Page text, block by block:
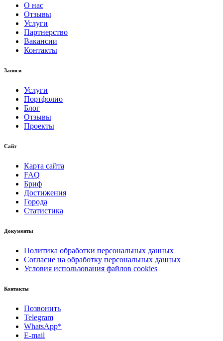
О нас
Отзывы
Услуги
Партнерство
Вакансии
Контакты
Записи
Услуги
Портфолио
Блог
Отзывы
Проекты
Сайт
Карта сайта
FAQ
Бриф
Достижения
Города
Статистика
Документы
Политика обработки персональных данных
Согласие на обработку персональных данных
Условия использования файлов cookies
Контакты
Позвонить
Telegram
WhatsApp*
E-mail